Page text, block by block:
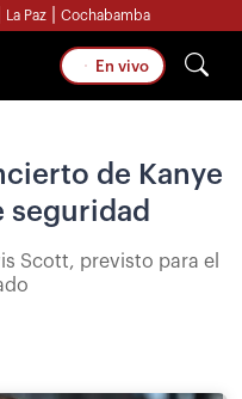
La Paz Cochabamba
En vivo
de Kanye
seguridad
Scott, previsto para el